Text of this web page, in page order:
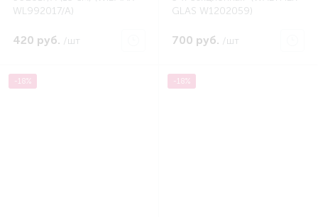
WL992017/A)
420 руб. /шт
GLAS W1202059)
700 руб. /шт
-18% -18%